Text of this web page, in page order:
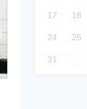
17 18
24 25
31